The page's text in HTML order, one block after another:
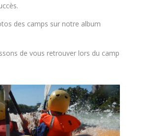
des camps sur notre album
de vous retrouver lors du camp